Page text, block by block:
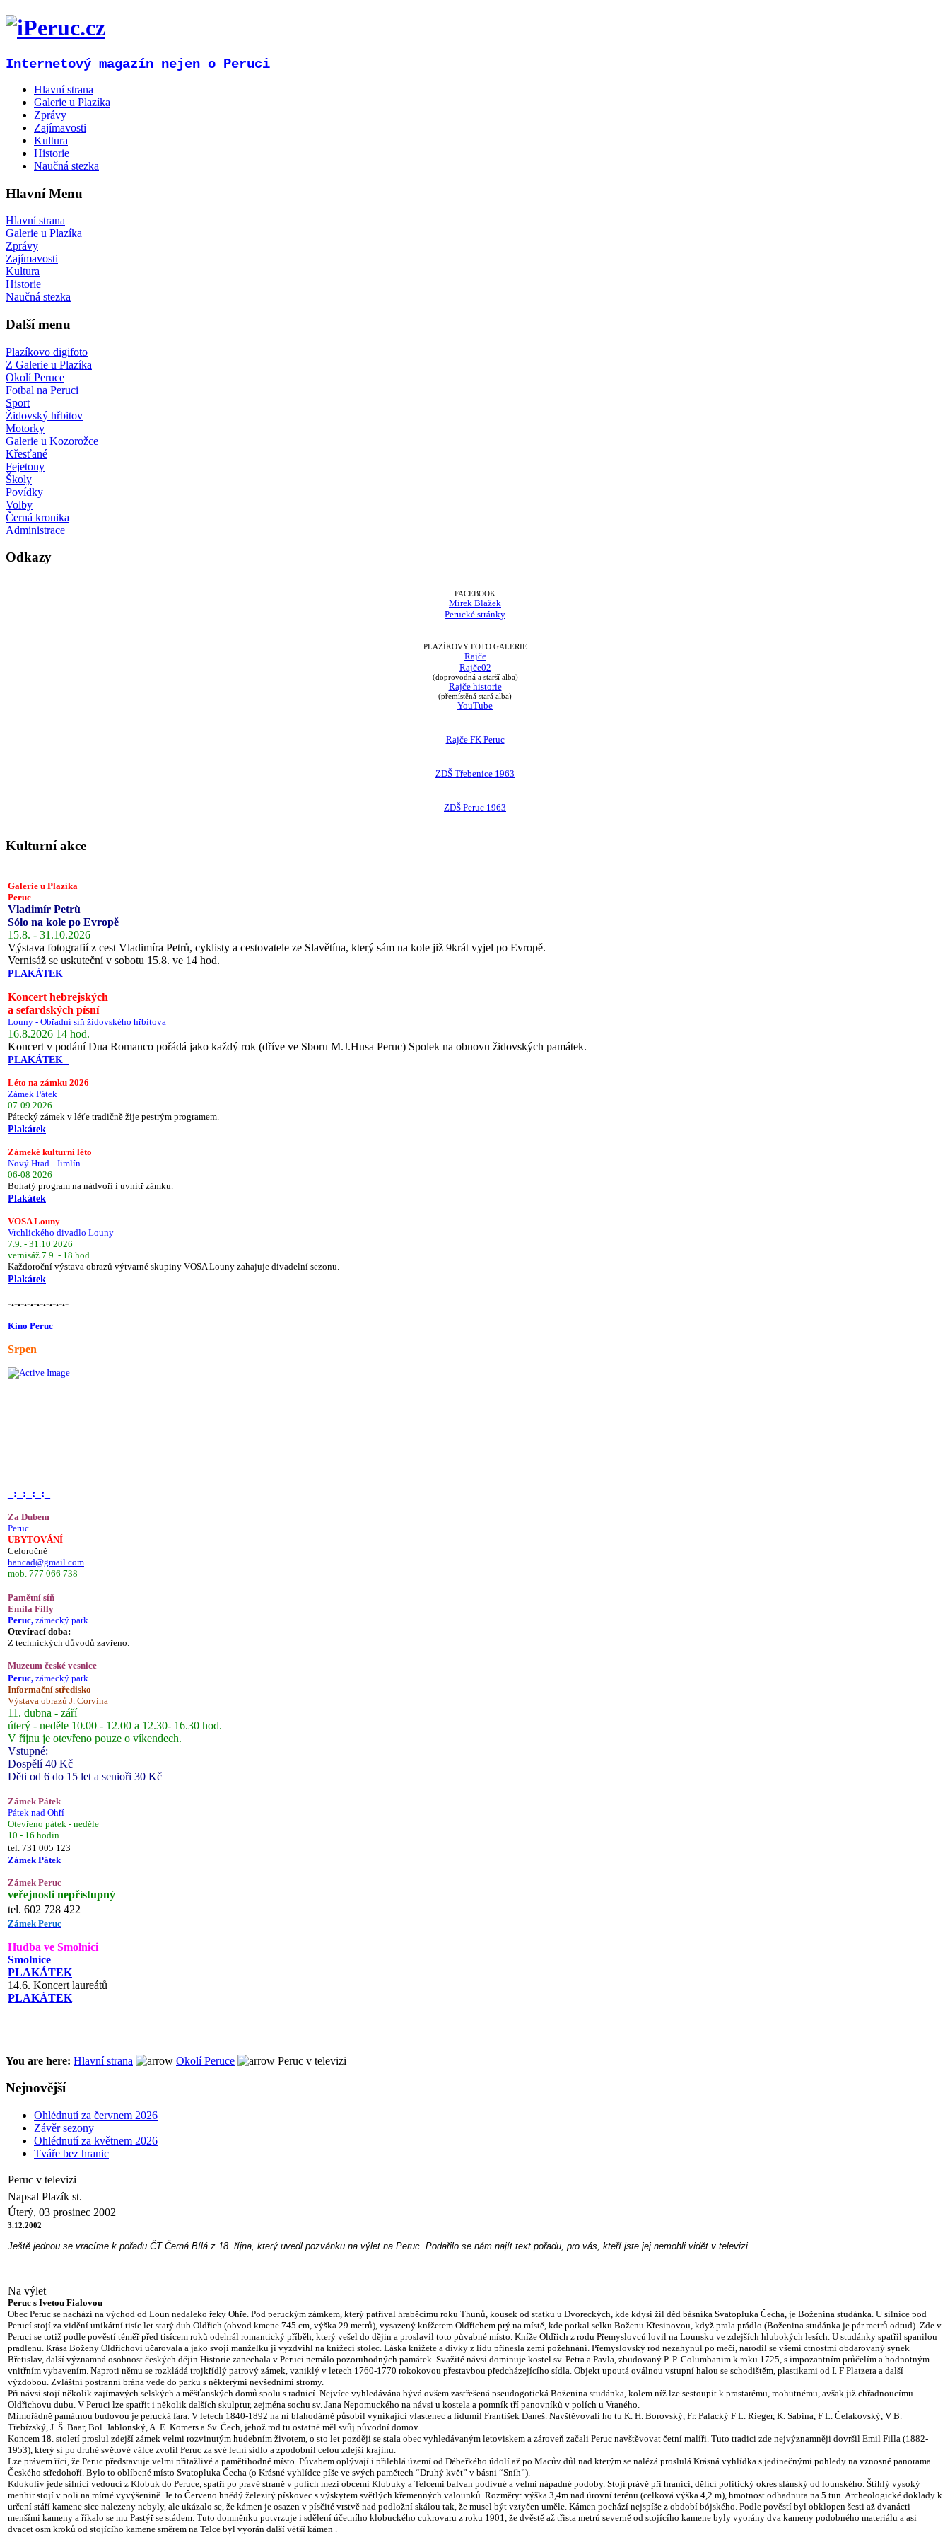
Internetový magazín nejen o Peruci
Hlavní strana
Galerie u Plazíka
Zprávy
Zajímavosti
Kultura
Historie
Naučná stezka
Hlavní Menu
Hlavní strana
Galerie u Plazíka
Zprávy
Zajímavosti
Kultura
Historie
Naučná stezka
Další menu
Plazíkovo digifoto
Z Galerie u Plazíka
Okolí Peruce
Fotbal na Peruci
Sport
Židovský hřbitov
Motorky
Galerie u Kozorožce
Křesťané
Fejetony
Školy
Povídky
Volby
Černá kronika
Administrace
Odkazy
FACEBOOK
Mirek Blažek
Perucké stránky
PLAZÍKOVY FOTO GALERIE
Rajče
Rajče02
(doprovodná a starší alba)
Rajče historie
(přemístěná stará alba)
YouTube
Rajče FK Peruc
ZDŠ Třebenice 1963
ZDŠ Peruc 1963
Kulturní akce
Galerie u Plazíka
Peruc
Vladimír Petrů
Sólo na kole po Evropě
15.8. - 31.10.2026
Výstava fotografií z cest Vladimíra Petrů, cyklisty a cestovatele ze Slavětína, který sám na kole již 9krát vyjel po Evropě.
Vernisáž se uskuteční v sobotu 15.8. ve 14 hod.
PLAKÁTEK
Koncert hebrejských
a sefardských písní
Louny - Obřadní síň židovského hřbitova
16.8.2026 14 hod.
Koncert v podání Dua Romanco pořádá jako každý rok (dříve ve Sboru M.J.Husa Peruc) Spolek na obnovu židovských památek.
PLAKÁTEK
Léto na zámku 2026
Zámek Pátek
07-09 2026
Pátecký zámek v léťe tradičně žije pestrým programem.
Plakátek
Zámeké kulturní léto
Nový Hrad - Jimlín
06-08 2026
Bohatý program na nádvoří i uvnitř zámku.
Plakátek
VOSA Louny
Vrchlického divadlo Louny
7.9. - 31.10 2026
vernisáž 7.9. - 18 hod.
Každoroční výstava obrazů výtvarné skupiny VOSA Louny zahajuje divadelní sezonu.
Plakátek
-.-.-.-.-.-.-.-.-.-
Kino Peruc
Srpen
_:_:_:_:_
Za Dubem
Peruc
UBYTOVÁNÍ
Celoročně
hancad@gmail.com
mob. 777 066 738
Pamětní síň
Emila Filly
Peruc, zámecký park
Otevírací doba:
Z technických důvodů zavřeno.
Muzeum české vesnice
Peruc, zámecký park
Informační středisko
Výstava obrazů J. Corvina
11. dubna - září
úterý - neděle 10.00 - 12.00 a 12.30- 16.30 hod.
V říjnu je otevřeno pouze o víkendech.
Vstupné:
Dospělí 40 Kč
Děti od 6 do 15 let a senioři 30 Kč
Zámek Pátek
Pátek nad Ohří
Otevřeno pátek - neděle
10 - 16 hodin
tel. 731 005 123
Zámek Pátek
Zámek Peruc
veřejnosti nepřístupný
tel. 602 728 422
Zámek Peruc
Hudba ve Smolnici
Smolnice
PLAKÁTEK
14.6. Koncert laureátů
PLAKÁTEK
You are here: Hlavní strana Okolí Peruce Peruc v televizi
Nejnovější
Ohlédnutí za červnem 2026
Závěr sezony
Ohlédnutí za květnem 2026
Tváře bez hranic
Peruc v televizi
Napsal Plazík st.
Úterý, 03 prosinec 2002
3.12.2002
Ještě jednou se vracíme k pořadu ČT Černá Bílá z 18. října, který uvedl pozvánku na výlet na Peruc. Podařilo se nám najít text pořadu, pro vás, kteří jste jej nemohli vidět v televizi.
Na výlet
Peruc s Ivetou Fialovou
Obec Peruc se nachází na východ od Loun nedaleko řeky Ohře. Pod peruckým zámkem, který patříval hraběcímu roku Thunů, kousek od statku u Dvoreckých, kde kdysi žil děd básníka Svatopluka Čecha, je Boženina studánka. U silnice pod
Perucí stojí za vidění unikátní tisíc let starý dub Oldřich (obvod kmene 745 cm, výška 29 metrů), vysazený knížetem Oldřichem prý na místě, kde potkal selku Boženu Křesinovou, když prala prádlo (Boženina studánka je pár metrů odtud). Zde v
Peruci se totiž podle pověstí téměř před tisícem roků odehrál romantický příběh, který vešel do dějin a proslavil toto půvabné místo. Kníže Oldřich z rodu Přemyslovců lovil na Lounsku ve zdejších hlubokých lesích. U studánky spatřil spanilou
pradlenu. Krása Boženy Oldřichovi učarovala a jako svoji manželku ji vyzdvihl na knížecí stolec. Láska knížete a dívky z lidu přinesla zemi požehnání. Přemyslovský rod nezahynul po meči, narodil se všemi ctnostmi obdarovaný synek
Břetislav, další významná osobnost českých dějin.Historie zanechala v Peruci nemálo pozoruhodných památek. Svažité návsi dominuje kostel sv. Petra a Pavla, zbudovaný P. P. Columbanim k roku 1725, s impozantním průčelím a hodnotným
vnitřním vybavením. Naproti němu se rozkládá trojkřídlý patrový zámek, vzniklý v letech 1760-1770 rokokovou přestavbou předcházejícího sídla. Objekt upoutá oválnou vstupní halou se schodištěm, plastikami od I. F Platzera a další
výzdobou. Zvláštní postranní brána vede do parku s některými nevšedními stromy.
Při návsi stojí několik zajímavých selských a měšťanských domů spolu s radnicí. Nejvíce vyhledávána bývá ovšem zastřešená pseudogotická Boženina studánka, kolem níž lze sestoupit k prastarému, mohutnému, avšak již chřadnoucímu
Oldřichovu dubu. V Peruci lze spatřit i několik dalších skulptur, zejména sochu sv. Jana Nepomuckého na návsi u kostela a pomník tří panovníků v polích u Vraného.
Mimořádně památnou budovou je perucká fara. V letech 1840-1892 na ní blahodárně působil vynikající vlastenec a lidumil František Daneš. Navštěvovali ho tu K. H. Borovský, Fr. Palacký F L. Rieger, K. Sabina, F L. Čelakovský, V B.
Třebízský, J. Š. Baar, Bol. Jablonský, A. E. Komers a Sv. Čech, jehož rod tu ostatně měl svůj původní domov.
Koncem 18. století proslul zdejší zámek velmi rozvinutým hudebním životem, o sto let později se stala obec vyhledávaným letoviskem a zároveň začali Peruc navštěvovat četní malíři. Tuto tradici zde nejvýznamněji dovršil Emil Filla (1882-
1953), který si po druhé světové válce zvolil Peruc za své letní sídlo a zpodobnil celou zdejší krajinu.
Lze právem říci, že Peruc představuje velmi přitažlivé a pamětihodné místo. Půvabem oplývají i přilehlá území od Débeřkého údolí až po Macův důl nad kterým se nalézá proslulá Krásná vyhlídka s jedinečnými pohledy na vznosné panorama
Českého středohoří. Bylo to oblíbené místo Svatopluka Čecha (o Krásné vyhlídce píše ve svých pamětech “Druhý květ” v básni “Sníh”).
Kdokoliv jede silnicí vedoucí z Klobuk do Peruce, spatří po pravé straně v polích mezi obcemi Klobuky a Telcemi balvan podivné a velmi nápadné podoby. Stojí právě při hranici, dělící politický okres slánský od lounského. Štíhlý vysoký
menhir stojí v poli na mírné vyvýšenině. Je to Červeno hnědý železitý pískovec s výskytem světlých křemenných valounků. Rozměry: výška 3,4m nad úrovní terénu (celková výška 4,2 m), hmotnost odhadnuta na 5 tun. Archeologické doklady k
určení stáří kamene sice nalezeny nebyly, ale ukázalo se, že kámen je osazen v písčité vrstvě nad podložní skálou tak, že musel být vztyčen uměle. Kámen pochází nejspíše z období bójského. Podle pověstí byl obklopen šesti až dvanácti
menšími kameny a říkalo se mu Pastýř se stádem. Tuto domněnku potvrzuje i sdělení účetního klobuckého cukrovaru z roku 1901, že dvěstě až třista metrů severně od stojícího kamene byly vyorány dva kameny podobného materiálu a asi
dvacet osm kroků od stojícího kamene směrem na Telce byl vyorán další větší kámen .